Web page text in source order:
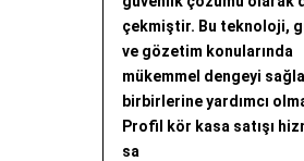
çekmiştir. Bu teknoloji,
ve gözetim konularında
mükemmel dengeyi
birbirlerine yardımcı
Profil kör kasa satışı
sa